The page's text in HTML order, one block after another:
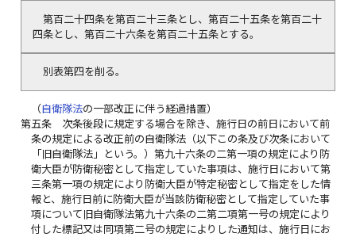
第百二十四条を第百二十三条とし、第百二十五条を第百二十
四条とし、第百二十六条を第百二十五条とする。
別表第四を削る。
（自衛隊法の一部改正に伴う経過措置）
第五条
次条後段に規定する場合を除き、施行日の前日において前
条の規定による改正前の自衛隊法（以下この条及び次条において
「旧自衛隊法」という。）第九十六条の二第一項の規定により防
衛大臣が防衛秘密として指定していた事項は、施行日において第
三条第一項の規定により防衛大臣が特定秘密として指定をした情
報と、施行日前に防衛大臣が当該防衛秘密として指定していた事
項について旧自衛隊法第九十六条の二第二項第一号の規定により
付した標記又は同項第二号の規定によりした通知は、施行日にお